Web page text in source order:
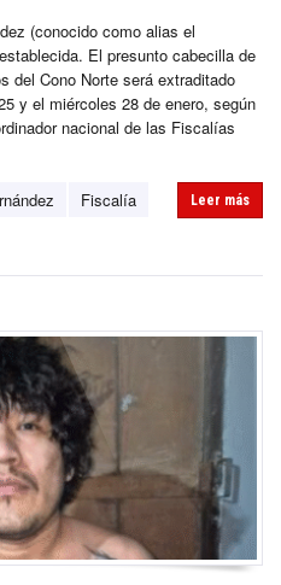
(conocido como alias el
El presunto cabecilla de
del Cono Norte será extraditado
y el miércoles 28 de enero, según
nacional de las Fiscalías
Fiscalía
Leer más